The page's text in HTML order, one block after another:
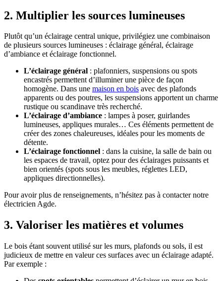
2. Multiplier les sources lumineuses
Plutôt qu’un éclairage central unique, privilégiez une combinaison
de plusieurs sources lumineuses : éclairage général, éclairage
d’ambiance et éclairage fonctionnel.
L’éclairage général : plafonniers, suspensions ou spots
encastrés permettent d’illuminer une pièce de façon
homogène. Dans une maison en bois avec des plafonds
apparents ou des poutres, les suspensions apportent un charme
rustique ou scandinave très recherché.
L’éclairage d’ambiance : lampes à poser, guirlandes
lumineuses, appliques murales… Ces éléments permettent de
créer des zones chaleureuses, idéales pour les moments de
détente.
L’éclairage fonctionnel : dans la cuisine, la salle de bain ou
les espaces de travail, optez pour des éclairages puissants et
bien orientés (spots sous les meubles, réglettes LED,
appliques directionnelles).
Pour avoir plus de renseignements, n’hésitez pas à contacter notre
électricien Agde.
3. Valoriser les matières et volumes
Le bois étant souvent utilisé sur les murs, plafonds ou sols, il est
judicieux de mettre en valeur ces surfaces avec un éclairage adapté.
Par exemple :